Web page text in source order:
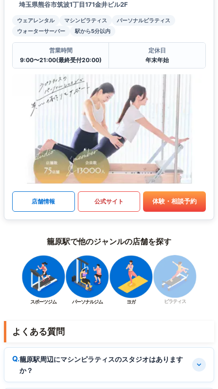
埼玉県熊谷市筑波1丁目171金井ビル2F
ウェアレンタル マシンピラティス
パーソナルピラティス
ウォーターサーバー
駅から5分以内
営業時間
9:00〜21:00(最終受付20:00)
定休日
年末年始
店舗情報 公式サイト 体験・相談予約
籠原駅で他のジャンルの店舗を探す
スポーツジム パーソナルジム ヨガ ピラティス
よくある質問
籠原駅周辺にマシンピラティスのスタジオはあります
か？